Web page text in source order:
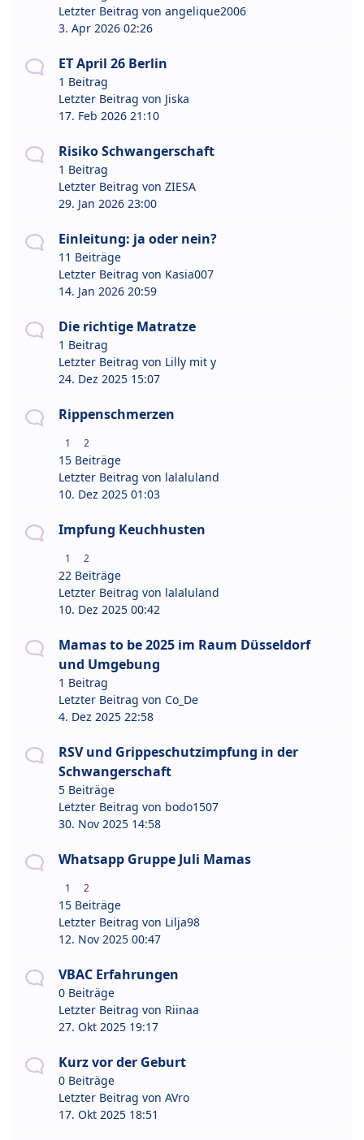
Letzter Beitrag von angelique2006
3. Apr 2026 02:26
ET April 26 Berlin
1 Beitrag
Letzter Beitrag von Jiska
17. Feb 2026 21:10
Risiko Schwangerschaft
1 Beitrag
Letzter Beitrag von ZIESA
29. Jan 2026 23:00
Einleitung: ja oder nein?
11 Beiträge
Letzter Beitrag von Kasia007
14. Jan 2026 20:59
Die richtige Matratze
1 Beitrag
Letzter Beitrag von Lilly mit y
24. Dez 2025 15:07
Rippenschmerzen
1 2
15 Beiträge
Letzter Beitrag von lalaluland
10. Dez 2025 01:03
Impfung Keuchhusten
1 2
22 Beiträge
Letzter Beitrag von lalaluland
10. Dez 2025 00:42
Mamas to be 2025 im Raum Düsseldorf
und Umgebung
1 Beitrag
Letzter Beitrag von Co_De
4. Dez 2025 22:58
RSV und Grippeschutzimpfung in der
Schwangerschaft
5 Beiträge
Letzter Beitrag von bodo1507
30. Nov 2025 14:58
Whatsapp Gruppe Juli Mamas
1 2
15 Beiträge
Letzter Beitrag von Lilja98
12. Nov 2025 00:47
VBAC Erfahrungen
0 Beiträge
Letzter Beitrag von Riinaa
27. Okt 2025 19:17
Kurz vor der Geburt
0 Beiträge
Letzter Beitrag von AVro
17. Okt 2025 18:51